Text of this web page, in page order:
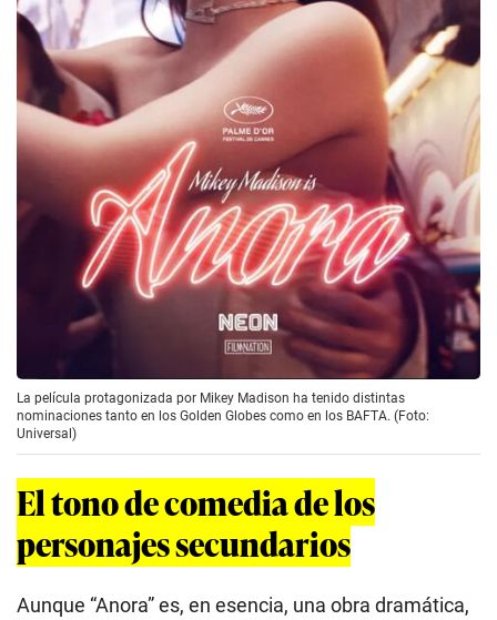
La película protagonizada por Mikey Madison ha tenido distintas
nominaciones tanto en los Golden Globes como en los BAFTA. (Foto:
Universal)
El tono de comedia de los
personajes secundarios
Aunque “Anora” es, en esencia, una obra dramática,